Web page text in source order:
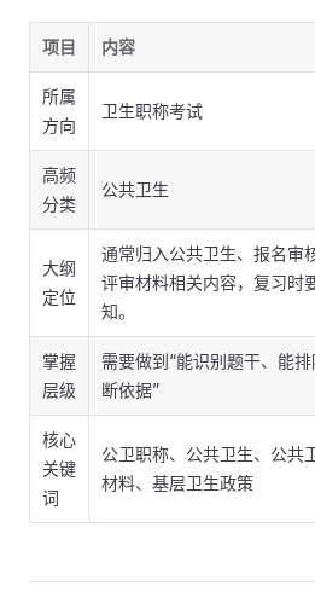
项目 内容
所属
方向
卫生职称考试
高频
分类
公共卫生
大纲
定位
通常归入公共卫生、报名审
评审材料相关内容，复习时
知。
掌握
层级
需要做到“能识别题干、能
断依据”
核心
关键
词
公卫职称、公共卫生、公共
材料、基层卫生政策